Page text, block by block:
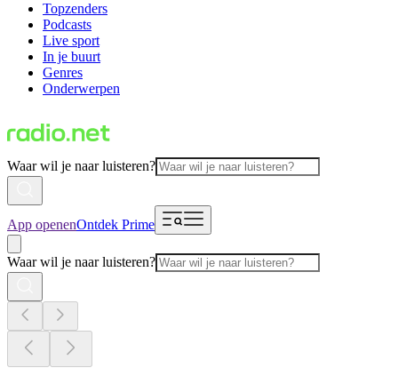
Topzenders
Podcasts
Live sport
In je buurt
Genres
Onderwerpen
Waar wil je naar luisteren?
App openenOntdek Prime
Waar wil je naar luisteren?